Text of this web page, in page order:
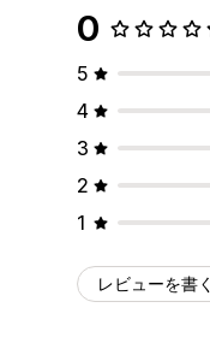
0
5
4
3
2
1
レビューを書く